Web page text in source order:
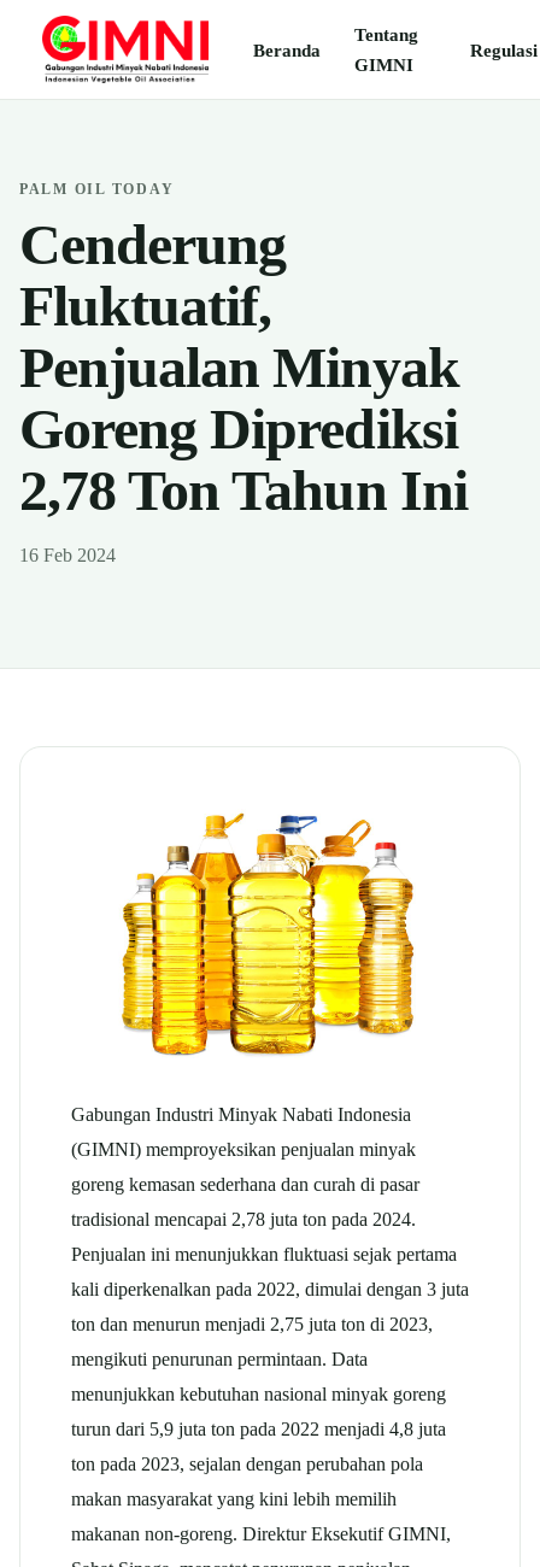
Beranda
Tentang
GIMNI
Regulasi
PALM OIL TODAY
Cenderung
Fluktuatif,
Penjualan Minyak
Goreng Diprediksi
2,78 Ton Tahun Ini
16 Feb 2024
Gabungan Industri Minyak Nabati Indonesia
(GIMNI) memproyeksikan penjualan minyak
goreng kemasan sederhana dan curah di pasar
tradisional mencapai 2,78 juta ton pada 2024.
Penjualan ini menunjukkan fluktuasi sejak pertama
kali diperkenalkan pada 2022, dimulai dengan 3 juta
ton dan menurun menjadi 2,75 juta ton di 2023,
mengikuti penurunan permintaan. Data
menunjukkan kebutuhan nasional minyak goreng
turun dari 5,9 juta ton pada 2022 menjadi 4,8 juta
ton pada 2023, sejalan dengan perubahan pola
makan masyarakat yang kini lebih memilih
makanan non-goreng. Direktur Eksekutif GIMNI,